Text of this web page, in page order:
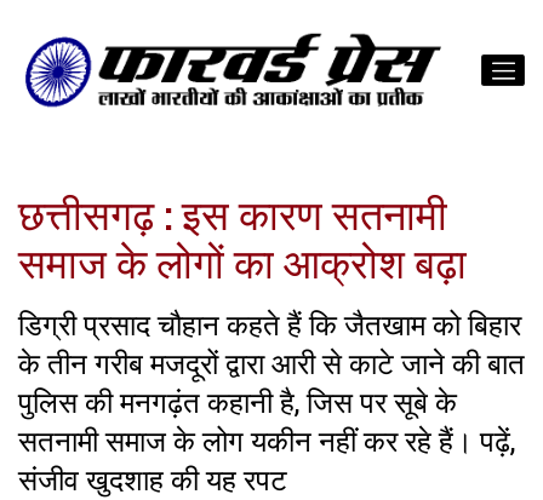
छत्तीसगढ़ : इस कारण सतनामी
समाज के लोगों का आक्रोश बढ़ा
डिग्री प्रसाद चौहान कहते हैं कि जैतखाम को बिहार
के तीन गरीब मजदूरों द्वारा आरी से काटे जाने की बात
पुलिस की मनगढ़ंत कहानी है, जिस पर सूबे के
सतनामी समाज के लोग यकीन नहीं कर रहे हैं। पढ़ें,
संजीव खुदशाह की यह रपट